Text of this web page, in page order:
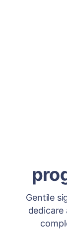
Gentile
dedicare